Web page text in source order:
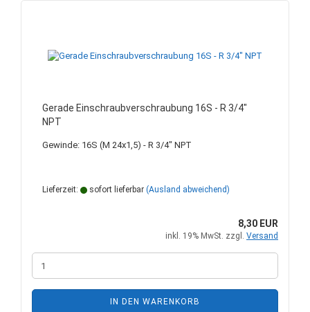
Gerade Einschraubverschraubung 16S - R 3/4"
NPT
Gewinde: 16S (M 24x1,5) - R 3/4" NPT
Lieferzeit: sofort lieferbar (Ausland abweichend)
8,30 EUR
inkl. 19% MwSt. zzgl. Versand
IN DEN WARENKORB